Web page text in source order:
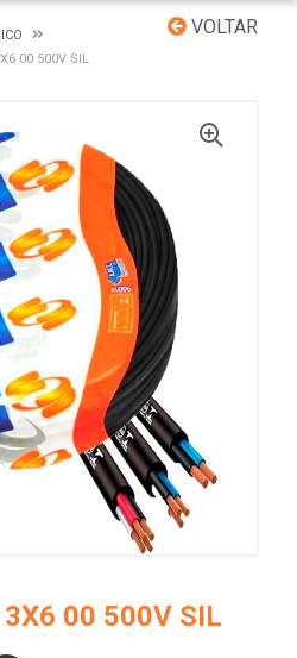
VOLTAR
00 500V SIL
3X6 00 500V SIL